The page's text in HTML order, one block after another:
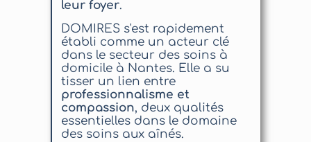
leur foyer.
DOMIRES s'est rapidement
établi comme un acteur clé
dans le secteur des soins à
domicile à Nantes. Elle a su
tisser un lien entre
professionnalisme et
compassion, deux qualités
essentielles dans le domaine
des soins aux aînés.